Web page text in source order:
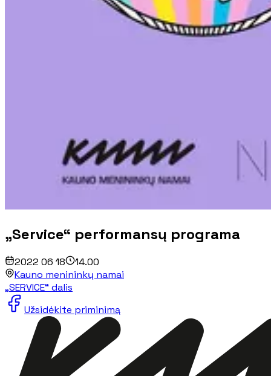
„Service“ performansų programa
2022 06 18
14.00
Kauno menininkų namai
„SERVICE“ dalis
Užsidėkite priminimą